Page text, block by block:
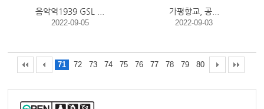
음악역1939 GSL ...
2022-09-05
가평향교, 공...
2022-09-03
71 72 73 74 75 76 77 78 79 80